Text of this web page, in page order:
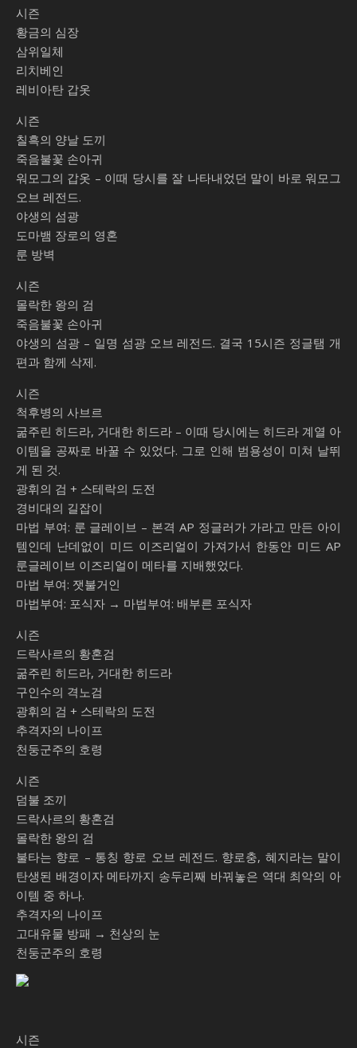
시즌
황금의 심장
삼위일체
리치베인
레비아탄 갑옷
시즌
칠흑의 양날 도끼
죽음불꽃 손아귀
워모그의 갑옷 – 이때 당시를 잘 나타내었던 말이 바로 워모그
오브 레전드.
야생의 섬광
도마뱀 장로의 영혼
룬 방벽
시즌
몰락한 왕의 검
죽음불꽃 손아귀
야생의 섬광 – 일명 섬광 오브 레전드. 결국 15시즌 정글탬 개
편과 함께 삭제.
시즌
척후병의 사브르
굶주린 히드라, 거대한 히드라 – 이때 당시에는 히드라 계열 아
이템을 공짜로 바꿀 수 있었다. 그로 인해 범용성이 미쳐 날뛰
게 된 것.
광휘의 검 + 스테락의 도전
경비대의 길잡이
마법 부여: 룬 글레이브 – 본격 AP 정글러가 가라고 만든 아이
템인데 난데없이 미드 이즈리얼이 가져가서 한동안 미드 AP
룬글레이브 이즈리얼이 메타를 지배했었다.
마법 부여: 잿불거인
마법부여: 포식자 → 마법부여: 배부른 포식자
시즌
드락사르의 황혼검
굶주린 히드라, 거대한 히드라
구인수의 격노검
광휘의 검 + 스테락의 도전
추격자의 나이프
천둥군주의 호령
시즌
덤불 조끼
드락사르의 황혼검
몰락한 왕의 검
불타는 향로 – 통칭 향로 오브 레전드. 향로충, 혜지라는 말이
탄생된 배경이자 메타까지 송두리째 바꿔놓은 역대 최악의 아
이템 중 하나.
추격자의 나이프
고대유물 방패 → 천상의 눈
천둥군주의 호령
시즌